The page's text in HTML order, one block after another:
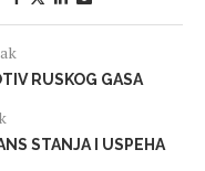
RUSKOG GASA
STANJA I USPEHA